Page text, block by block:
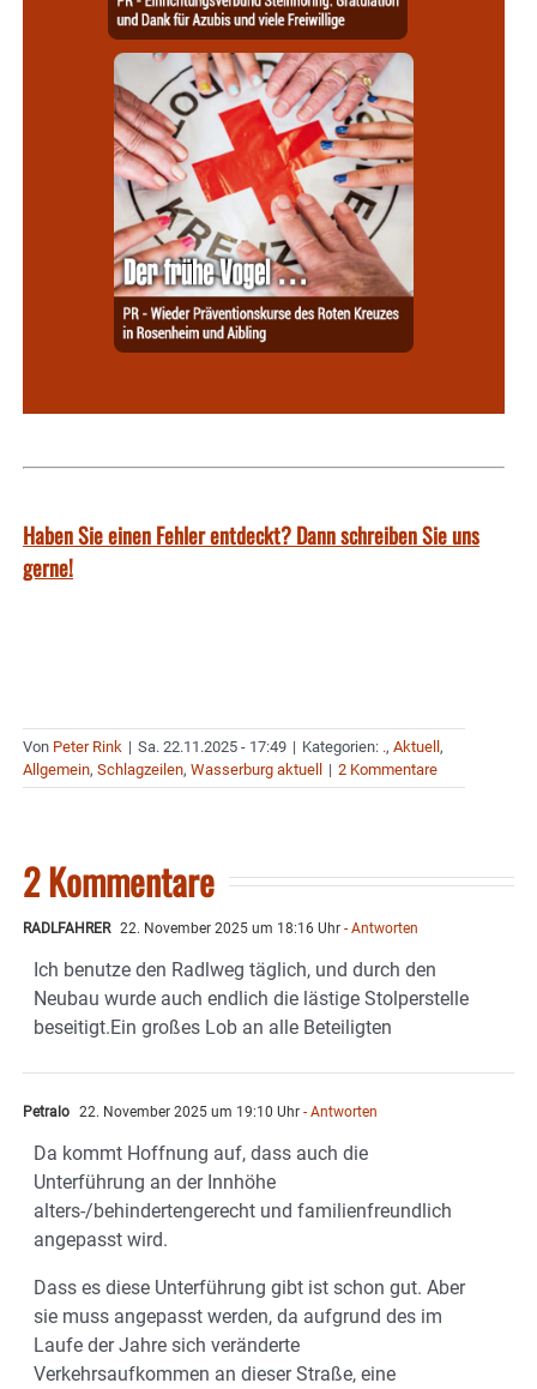
Haben Sie einen Fehler entdeckt? Dann schreiben Sie uns
gerne!
Von Peter Rink | Sa. 22.11.2025 - 17:49 | Kategorien: ., Aktuell,
Allgemein, Schlagzeilen, Wasserburg aktuell | 2 Kommentare
2 Kommentare
RADLFAHRER 22. November 2025 um 18:16 Uhr - Antworten
Ich benutze den Radlweg täglich, und durch den
Neubau wurde auch endlich die lästige Stolperstelle
beseitigt.Ein großes Lob an alle Beteiligten
Petralo 22. November 2025 um 19:10 Uhr - Antworten
Da kommt Hoffnung auf, dass auch die
Unterführung an der Innhöhe
alters-/behindertengerecht und familienfreundlich
angepasst wird.
Dass es diese Unterführung gibt ist schon gut. Aber
sie muss angepasst werden, da aufgrund des im
Laufe der Jahre sich veränderte
Verkehrsaufkommen an dieser Straße, eine